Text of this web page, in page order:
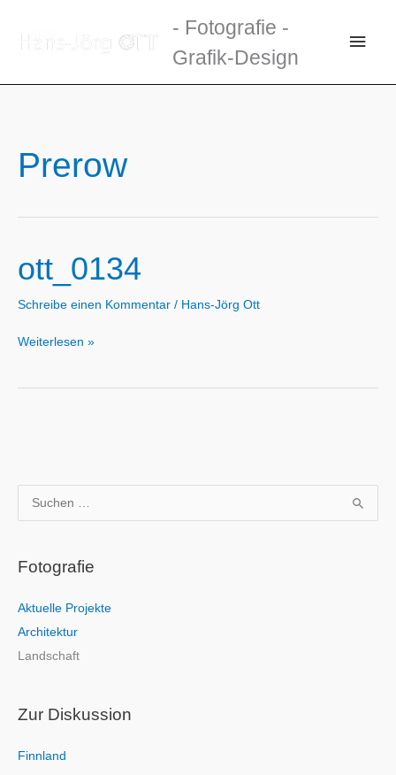
Inhalt
- Fotografie -
Grafik-Design
Prerow
ott_0134
Schreibe einen Kommentar / Hans-Jörg Ott
ott_0134
Weiterlesen »
u
h
n
n
a
h
Fotografie
Aktuelle Projekte
Architektur
Landschaft
Zur Diskussion
Finnland